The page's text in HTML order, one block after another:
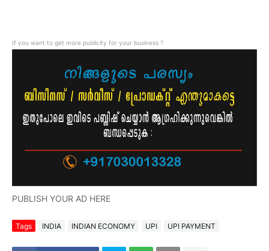
If you want to get more publicity for your business ?
PUBLISH YOUR AD HERE
Tags INDIA INDIAN ECONOMY UPI UPI PAYMENT